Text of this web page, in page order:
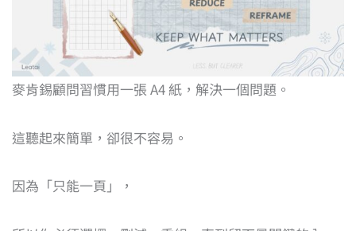
麥肯錫顧問習慣用一張 A4 紙，解決一個問題。
這聽起來簡單，卻很不容易。
因為「只能一頁」，